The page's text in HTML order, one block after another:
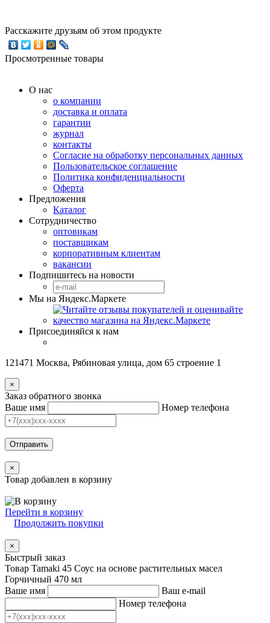
Расскажите друзьям об этом продукте
Просмотренные товары
О нас
о компании
доставка и оплата
гарантии
журнал
контакты
Согласие на обработку персональных данных
Пользовательское соглашение
Политика конфиденциальности
Оферта
Предложения
Каталог
Сотрудничество
оптовикам
поставщикам
корпоративным клиентам
вакансии
Подпишитесь на новости
Мы на Яндекс.Маркете
Присоединяйся к нам
121471 Москва, Рябиновая улица, дом 65 строение 1
×
Заказ обратного звонка
Ваше имя
Номер телефона
Отправить
×
Товар добавлен в корзину
Перейти в корзину
Продолжить покупки
×
Быстрый заказ
Товар Tamaki 45 Соус на основе растительных масел
Горчичный 470 мл
Ваше имя
Ваш e-mail
Номер телефона